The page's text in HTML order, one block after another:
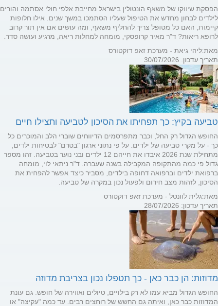
הפסקת שיווקו של משאף הונטולין בישראל מחייבת אלפי חולי אסתמה והורים
לילדים לבחון מחדש את הטיפול שעליו הסתמכו במשך שנים. אילו חלופות
קיימות, האם כל מטופל צריך להחליף משאף, ומה עושים אם אין תור קרוב
לרופא ריאות? ד"ר מאיר קרופסקי, מומחה למחלות ריאה, מרגיע ועושה סדר.
מאת:ליהי גיאת - מערכת זאפ דוקטורס
תאריך עדכון: 30/07/2026
טביעה בקיץ: כך תפחיתו את הסיכון לטביעה ותצילו חיים
החופש הגדול רק החל, וכבר מתפרסמים הדיווחים שוברי הלב והמוכרים כל
כך - על מקרי טביעה של ילדים. על פי נתוני ארגון "בטרם" לבטיחות ילדים,
מתחילת שנת 2026 איבדו את חייהם 12 ילדים ובני נוער בטביעה. זהו מספר
גדול פי כמה מהתקופה המקבילה בשנה שעברה. ד"ר ניתאי לוי, מומחה
ברפואת ילדים וברפואה דחופה בילדים, מסביר כיצד אפשר להפחית את
הסיכון, לזהות מצב חירום ולפעול נכון במקרה של טביעה.
מאת:גלית לוונטל - מערכת זאפ דוקטורס
תאריך עדכון: 28/07/2026
מדוזות: הן כבר כאן - כך תטפלו נכון בצריבת מדוזה
החופש הגדול מביא עמו לא רק בילויים, טיולים ואווירה של חופש. גם עונת
המדוזות כבר כאן, ואיתה גם החשש של רוחצים רבים. עד כמה "עקיצה" או